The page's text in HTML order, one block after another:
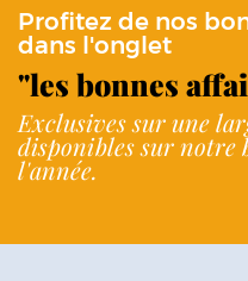
Profitez de nos
dans l'onglet
"les bonnes
Exclusives sur une
disponibles sur notre
l'année.